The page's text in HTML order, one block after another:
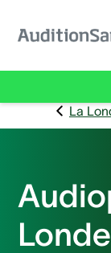
La